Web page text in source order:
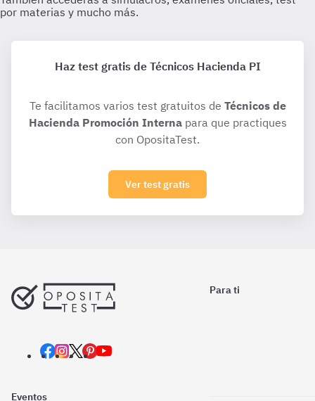
Haz test gratis de Técnicos Hacienda PI
Te facilitamos varios test gratuitos de Técnicos de
Hacienda Promoción Internapara que practiques
con OpositaTest.
Ver test gratis
Para ti
Eventos